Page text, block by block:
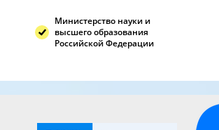
Министерство науки и
высшего образования
Российской Федерации